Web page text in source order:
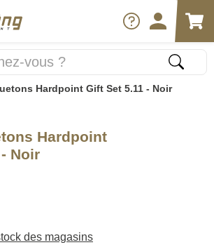
Hardpoint Gift Set 5.11 - Noir
Hardpoint
Noir
des magasins